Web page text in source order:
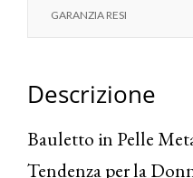
GARANZIA RESI
Descrizione
Bauletto in Pelle
Tendenza per la